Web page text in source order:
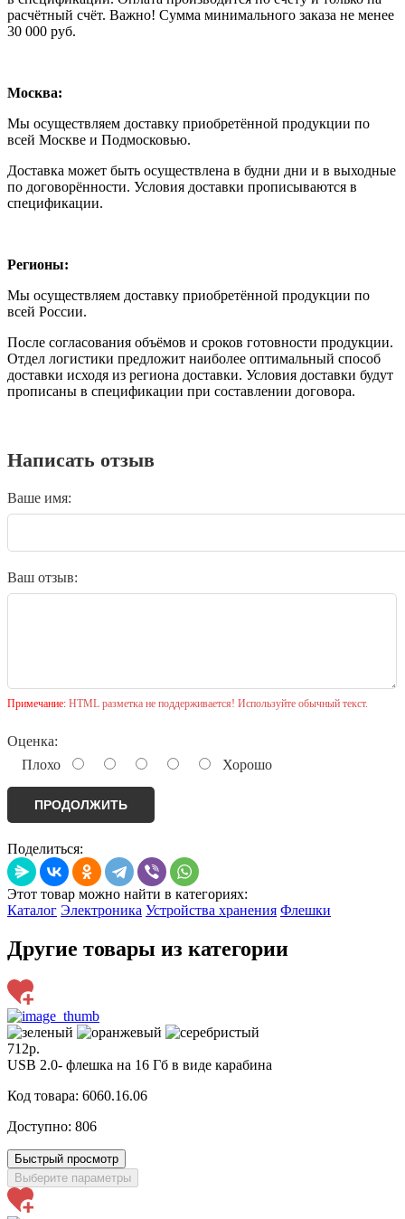
расчётный счёт. Важно! Сумма минимального заказа не менее
30 000 руб.
Москва:
Мы осуществляем доставку приобретённой продукции по
всей Москве и Подмосковью.
Доставка может быть осуществлена в будни дни и в выходные
по договорённости. Условия доставки прописываются в
спецификации.
Регионы:
Мы осуществляем доставку приобретённой продукции по
всей России.
После согласования объёмов и сроков готовности продукции.
Отдел логистики предложит наиболее оптимальный способ
доставки исходя из региона доставки. Условия доставки будут
прописаны в спецификации при составлении договора.
Написать отзыв
Ваше имя:
Ваш отзыв:
Примечание: HTML разметка не поддерживается! Используйте обычный текст.
Оценка:
Плохо
Хорошо
ПРОДОЛЖИТЬ
Поделиться:
Этот товар можно найти в категориях:
Каталог Электроника Устройства хранения Флешки
Другие товары из категории
712р.
USB 2.0- флешка на 16 Гб в виде карабина
Код товара: 6060.16.06
Доступно: 806
Быстрый просмотр
Выберите параметры